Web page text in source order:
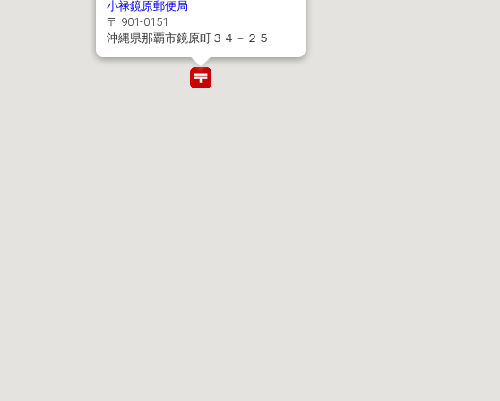
小禄鏡原郵便局
〒 901-0151
沖縄県那覇市鏡原町３４－２５